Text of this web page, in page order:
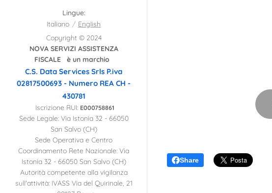
Share
Copyright © 2024
NOVA SERVIZI ASSISTENZA
FISCALE è un marchio
C.S. Data Services Srls P.iva
02817500693 - Numero REA CH -
430781
Iscrizione RUI: E000758861
Sede Legale: Via Istonia 32 - 66050
San Salvo (CH)
Sede Operativa e Centro
Coordinamento Rete Nazionale: Via
Istonia 32 - 66050 San Salvo (CH)
Autorità competente alla vigilanza
sull'attività: IVASS Via del Quirinale, 21
Lingue
Italiano
English